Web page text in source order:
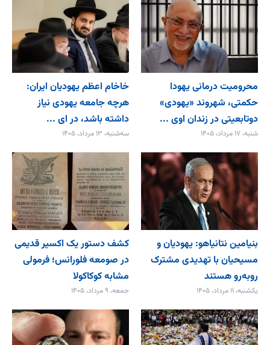
محرومیت درمانی یهودا
حکمتی، شهروند «یهودی»
دوتابعیتی در زندان اوی ...
شنبه، ۱۷ مرداد، ۱۴۰۵
خاخام اعظم یهودیان ایران:
هرچه جامعه یهودی نیاز
داشته باشد، در ای ...
سه‌شنبه، ۱۳ مرداد، ۱۴۰۵
بنیامین نتانیاهو: یهودیان و
مسیحیان با تهدیدی مشترک
روبه‌رو هستند
یکشنبه، ۱۱ مرداد، ۱۴۰۵
کشف دستور یک اکسیر قدیمی
در صومعه فلورانس؛ فرمولی
مشابه کوکاکولا
جمعه، ۹ مرداد، ۱۴۰۵